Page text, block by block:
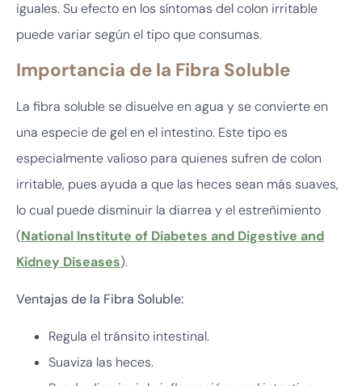
iguales. Su efecto en los síntomas del colon irritable
puede variar según el tipo que consumas.
Importancia de la Fibra Soluble
La fibra soluble se disuelve en agua y se convierte en
una especie de gel en el intestino. Este tipo es
especialmente valioso para quienes sufren de colon
irritable, pues ayuda a que las heces sean más suaves,
lo cual puede disminuir la diarrea y el estreñimiento
(National Institute of Diabetes and Digestive and
Kidney Diseases).
Ventajas de la Fibra Soluble:
Regula el tránsito intestinal.
Suaviza las heces.